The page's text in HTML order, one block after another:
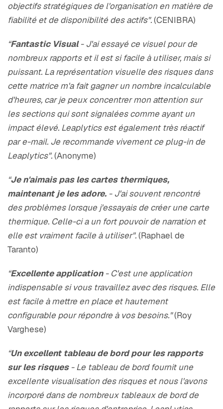
objectifs stratégiques de l'organisation en matière de
fiabilité et de disponibilité des actifs".(CENIBRA)
“Fantastic Visual- J'ai essayé ce visuel pour de
nombreux rapports et il est si facile à utiliser, mais si
puissant. La représentation visuelle des risques dans
cette matrice m'a fait gagner un nombre incalculable
d'heures, car je peux concentrer mon attention sur
les sections qui sont signalées comme ayant un
impact élevé. Leaplytics est également très réactif
par e-mail. Je recommande vivement ce plug-in de
Leaplytics".(Anonyme)
“Je n'aimais pas les cartes thermiques,
maintenant je les adore. - J'ai souvent rencontré
des problèmes lorsque j'essayais de créer une carte
thermique. Celle-ci a un fort pouvoir de narration et
elle est vraiment facile à utiliser".(Raphael de
Taranto)
“Excellente application- C'est une application
indispensable si vous travaillez avec des risques. Elle
est facile à mettre en place et hautement
configurable pour répondre à vos besoins."(Roy
Varghese)
“Un excellent tableau de bord pour les rapports
sur les risques- Le tableau de bord fournit une
excellente visualisation des risques et nous l'avons
incorporé dans de nombreux tableaux de bord de